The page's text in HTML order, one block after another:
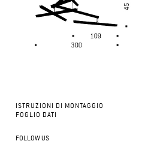
ISTRUZIONI DI MONTAGGIO
FOGLIO DATI
FOLLOW US